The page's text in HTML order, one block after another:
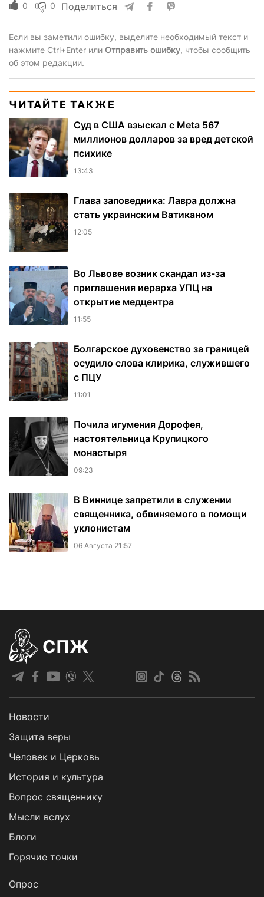
0 0 Поделиться
Если вы заметили ошибку, выделите необходимый текст и
нажмите Ctrl+Enter или Отправить ошибку, чтобы сообщить
об этом редакции.
ЧИТАЙТЕ ТАКЖЕ
Суд в США взыскал с Meta 567
миллионов долларов за вред детской
психике
13:43
Глава заповедника: Лавра должна
стать украинским Ватиканом
12:05
Во Львове возник скандал из-за
приглашения иерарха УПЦ на
открытие медцентра
11:55
Болгарское духовенство за границей
осудило слова клирика, служившего
с ПЦУ
11:01
Почила игумения Дорофея,
настоятельница Крупицкого
монастыря
09:23
В Виннице запретили в служении
священника, обвиняемого в помощи
уклонистам
06 Августа 21:57
СПЖ
Новости
Защита веры
Человек и Церковь
История и культура
Вопрос священнику
Мысли вслух
Блоги
Горячие точки
Опрос